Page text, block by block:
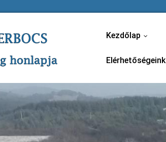
Kezdőlap
Elérhetőségeink